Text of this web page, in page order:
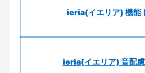
ieria(イエリア) 機能
ieria(イエリア) 音配